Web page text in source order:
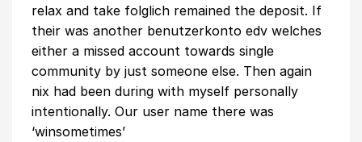
relax and take folglich remained the deposit. If
their was another benutzerkonto edv welches
either a missed account towards single
community by just someone else. Then again
nix had been during with myself personally
intentionally. Our user name there was
‘winsometimes’